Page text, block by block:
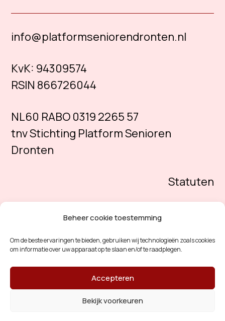
Beheer cookie toestemming
Om de beste ervaringen te bieden, gebruiken wij technologieën zoals cookies
om informatie over uw apparaat op te slaan en/of te raadplegen.
Accepteren
Bekijk voorkeuren
info@platformseniorendronten.nl
KvK: 94309574
RSIN 866726044
NL60 RABO 0319 2265 57
tnv Stichting Platform Senioren
Dronten
Statuten